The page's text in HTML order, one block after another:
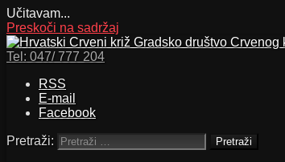
Učitavam...
Preskoči na sadržaj
Tel: 047/ 777 204
RSS
E-mail
Facebook
Pretraži: